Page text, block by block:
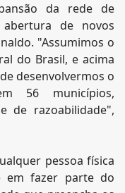
da rede de
de novos
"Assumimos o
do Brasil, e acima
desenvolvermos o
56 municípios,
de razoabilidade",
pessoa física
em fazer parte do